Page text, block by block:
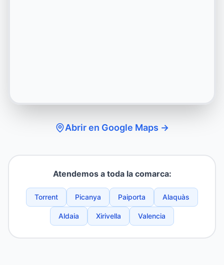
Abrir en Google Maps →
Atendemos a toda la comarca:
Torrent Picanya Paiporta Alaquàs
Aldaia Xirivella Valencia